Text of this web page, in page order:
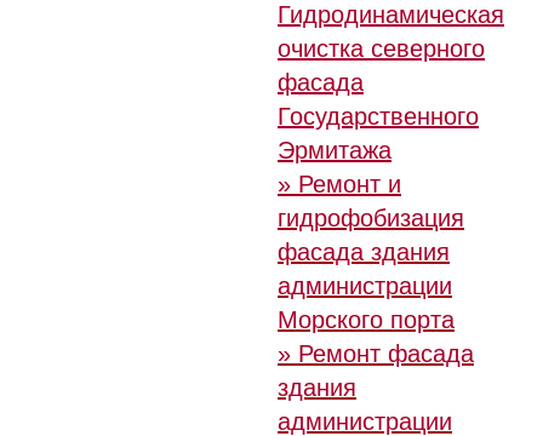
Гидродинамическая
очистка северного
фасада
Государственного
Эрмитажа
» Ремонт и
гидрофобизация
фасада здания
администрации
Морского порта
» Ремонт фасада
здания
администрации